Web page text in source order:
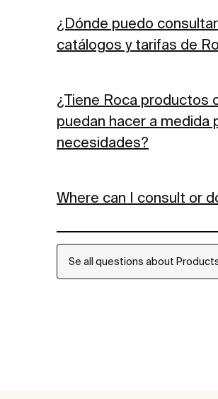
¿Dónde puedo
catálogos y tarifas de
¿Tiene Roca productos
puedan hacer a medida
necesidades?
Where can I consult or
Se all questions about